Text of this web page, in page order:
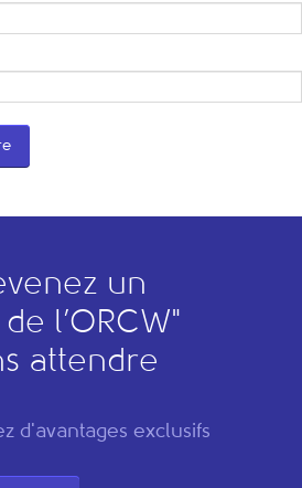
un
l’ORCW"
attendre
d'avantages exclusifs